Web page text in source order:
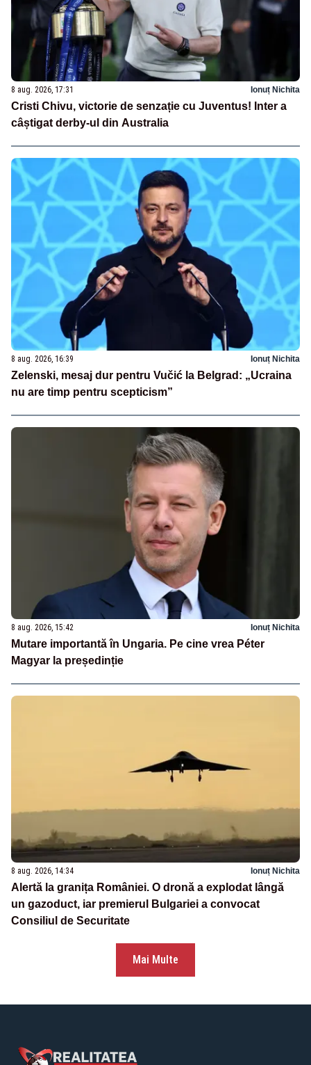
8 aug. 2026, 17:31 Ionuț Nichita
Cristi Chivu, victorie de senzație cu Juventus! Inter a
câștigat derby-ul din Australia
8 aug. 2026, 16:39 Ionuț Nichita
Zelenski, mesaj dur pentru Vučić la Belgrad: „Ucraina
nu are timp pentru scepticism”
8 aug. 2026, 15:42 Ionuț Nichita
Mutare importantă în Ungaria. Pe cine vrea Péter
Magyar la președinție
8 aug. 2026, 14:34 Ionuț Nichita
Alertă la granița României. O dronă a explodat lângă
un gazoduct, iar premierul Bulgariei a convocat
Consiliul de Securitate
Mai Multe